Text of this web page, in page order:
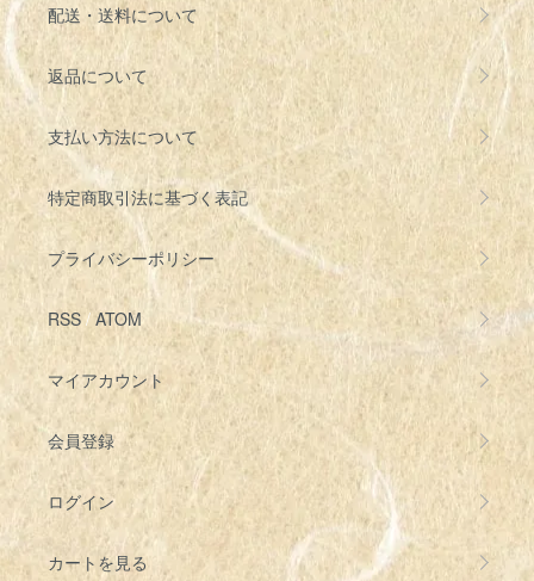
配送・送料について
返品について
支払い方法について
特定商取引法に基づく表記
プライバシーポリシー
RSS/ATOM
マイアカウント
会員登録
ログイン
カートを見る